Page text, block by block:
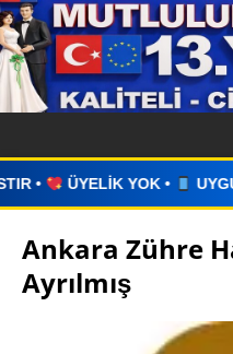
UYGULAMA YOK •
Ankara Zühre
Ayrılmış